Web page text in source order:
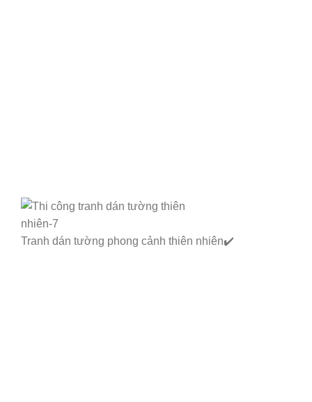
Tranh dán tường phong cảnh thiên nhiên✔️